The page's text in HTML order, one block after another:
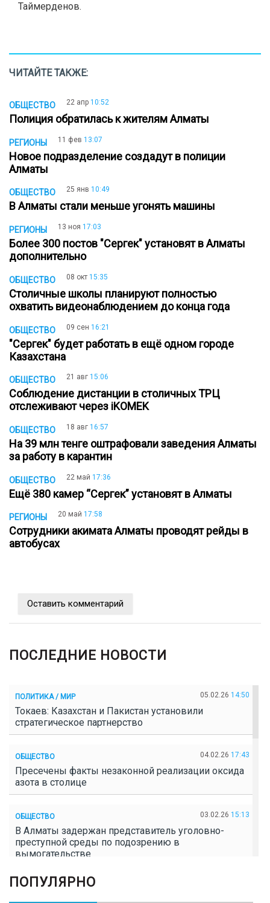
Таймерденов.
ЧИТАЙТЕ ТАКЖЕ:
ОБЩЕСТВО 22 апр 10:52
Полиция обратилась к жителям Алматы
РЕГИОНЫ 11 фев 13:07
Новое подразделение создадут в полиции
Алматы
ОБЩЕСТВО 25 янв 10:49
В Алматы стали меньше угонять машины
РЕГИОНЫ 13 ноя 17:03
Более 300 постов "Сергек" установят в Алматы
дополнительно
ОБЩЕСТВО 08 окт 15:35
Столичные школы планируют полностью
охватить видеонаблюдением до конца года
ОБЩЕСТВО 09 сен 16:21
"Сергек" будет работать в ещё одном городе
Казахстана
ОБЩЕСТВО 21 авг 15:06
Соблюдение дистанции в столичных ТРЦ
отслеживают через iKOMEK
ОБЩЕСТВО 18 авг 16:57
На 39 млн тенге оштрафовали заведения Алматы
за работу в карантин
ОБЩЕСТВО 22 май 17:36
Ещё 380 камер “Сергек” установят в Алматы
РЕГИОНЫ 20 май 17:58
Сотрудники акимата Алматы проводят рейды в
автобусах
Оставить комментарий
ПОСЛЕДНИЕ НОВОСТИ
ПОЛИТИКА / МИР 05.02.26 14:50
Токаев: Казахстан и Пакистан установили
стратегическое партнерство
ОБЩЕСТВО 04.02.26 17:43
Пресечены факты незаконной реализации оксида
азота в столице
ОБЩЕСТВО 03.02.26 15:13
В Алматы задержан представитель уголовно-
преступной среды по подозрению в
вымогательстве
ОБЩЕСТВО
ПОПУЛЯРНО